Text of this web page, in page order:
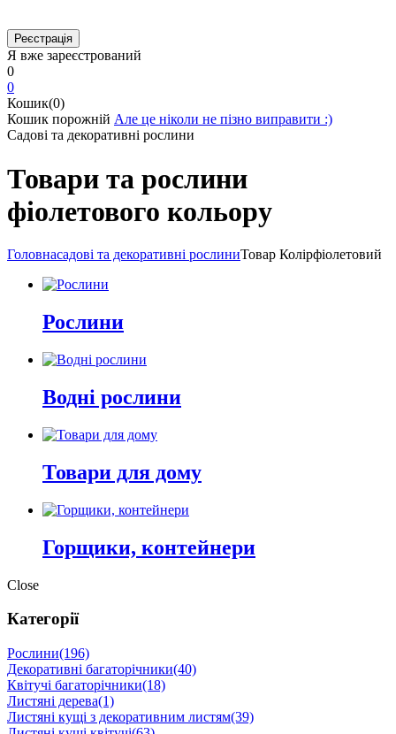
Я вже зареєстрований
0
0
Кошик(0)
Кошик порожній Але це ніколи не пізно виправити :)
Садові та декоративні рослини
Товари та рослини
фіолетового кольору
Головнасадові та декоративні рослиниТовар Колірфіолетовий
Рослини
Водні рослини
Товари для дому
Горщики, контейнери
Close
Категорії
Рослини(196)
Декоративні багаторічники(40)
Квітучі багаторічники(18)
Листяні дерева(1)
Листяні кущі з декоративним листям(39)